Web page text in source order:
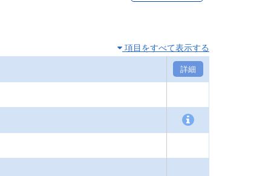
項目をすべて表示する
詳細